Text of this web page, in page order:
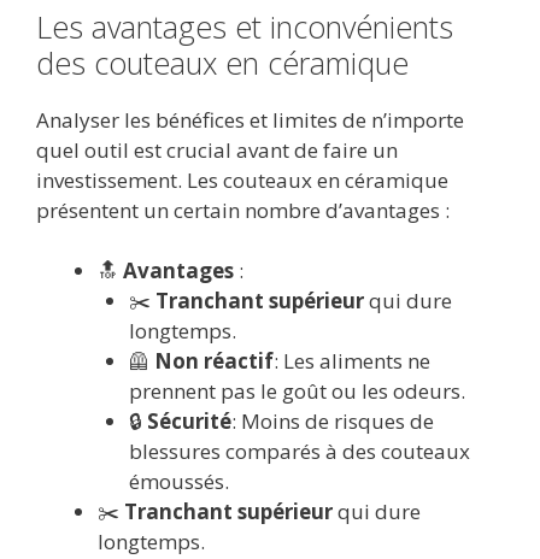
Les avantages et inconvénients
des couteaux en céramique
Analyser les bénéfices et limites de n’importe
quel outil est crucial avant de faire un
investissement. Les couteaux en céramique
présentent un certain nombre d’avantages :
🔝 Avantages :
✂️ Tranchant supérieurqui dure
longtemps.
🦺 Non réactif: Les aliments ne
prennent pas le goût ou les odeurs.
🔒 Sécurité: Moins de risques de
blessures comparés à des couteaux
émoussés.
✂️ Tranchant supérieurqui dure
longtemps.